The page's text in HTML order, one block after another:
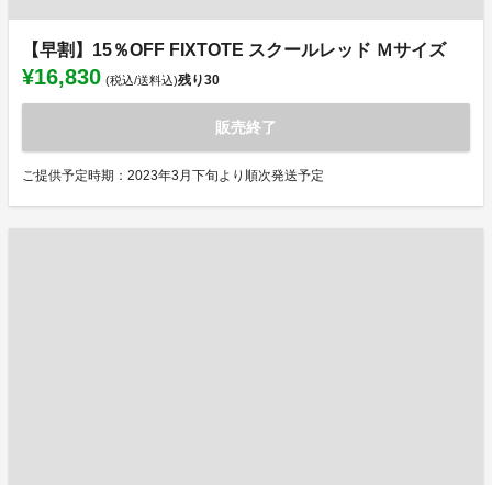
【早割】15％OFF FIXTOTE スクールレッド Ｍサイズ
¥16,830 (税込/送料込)残り30
販売終了
ご提供予定時期：2023年3月下旬より順次発送予定